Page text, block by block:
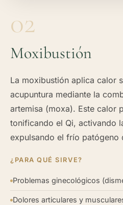
02
Moxibustión
La moxibustión aplica calor
acupuntura mediante la
artemisa (moxa). Este calor
tonificando el Qi, activando
expulsando el frío patógeno
¿PARA QUÉ SIRVE?
Problemas ginecológicos
Dolores articulares y